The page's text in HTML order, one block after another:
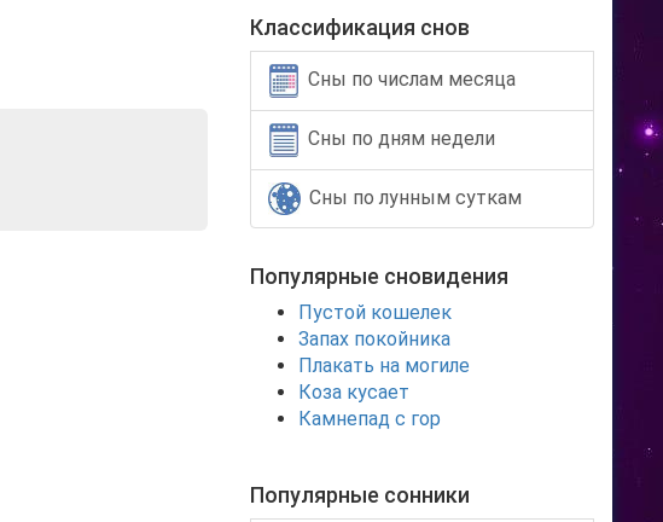
Классификация снов
Сны по числам месяца
Сны по дням недели
Сны по лунным суткам
Популярные сновидения
Пустой кошелек
Запах покойника
Плакать на могиле
Коза кусает
Камнепад с гор
Популярные сонники